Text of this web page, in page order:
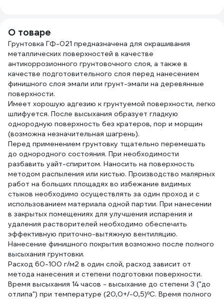
О товаре
Грунтовка ГФ-021 предназначена для окрашивания
металлических поверхностей в качестве
антикоррозионного грунтовочного слоя, а также в
качестве подготовительного слоя перед нанесением
финишного слоя эмали или грунт-эмали на деревянные
поверхности.
Имеет хорошую адгезию к грунтуемой поверхности, легко
шлифуется. После высыхания образует гладкую
однородную поверхность без кратеров, пор и морщин
(возможна незначительная шагрень).
Перед применением грунтовку тщательно перемешать
до однородного состояния. При необходимости
разбавить уайт-спиритом. Наносить на поверхность
методом распыления или кистью. Производство малярных
работ на больших площадях во избежание видимых
стыков необходимо осуществлять за один проход и с
использованием материала одной партии. При нанесении
в закрытых помещениях для улучшения испарения и
удаления растворителей необходимо обеспечить
эффективную приточно-вытяжную вентиляцию.
Нанесение финишного покрытия возможно после полного
высыхания грунтовки.
Расход 60-100 г/м2 в один слой, расход зависит от
метода нанесения и степени подготовки поверхности.
Время высыхания 14 часов - высыхание до степени 3 ("до
отлипа") при температуре (20,0+/-0,5)ºС. Время полного